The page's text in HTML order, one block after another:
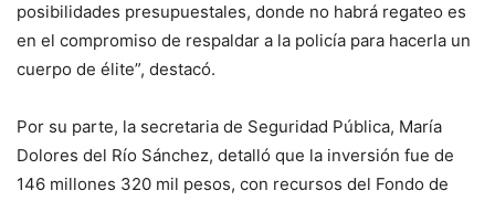
posibilidades presupuestales, donde no habrá regateo es
en el compromiso de respaldar a la policía para hacerla un
cuerpo de élite”, destacó.
Por su parte, la secretaria de Seguridad Pública, María
Dolores del Río Sánchez, detalló que la inversión fue de
146 millones 320 mil pesos, con recursos del Fondo de